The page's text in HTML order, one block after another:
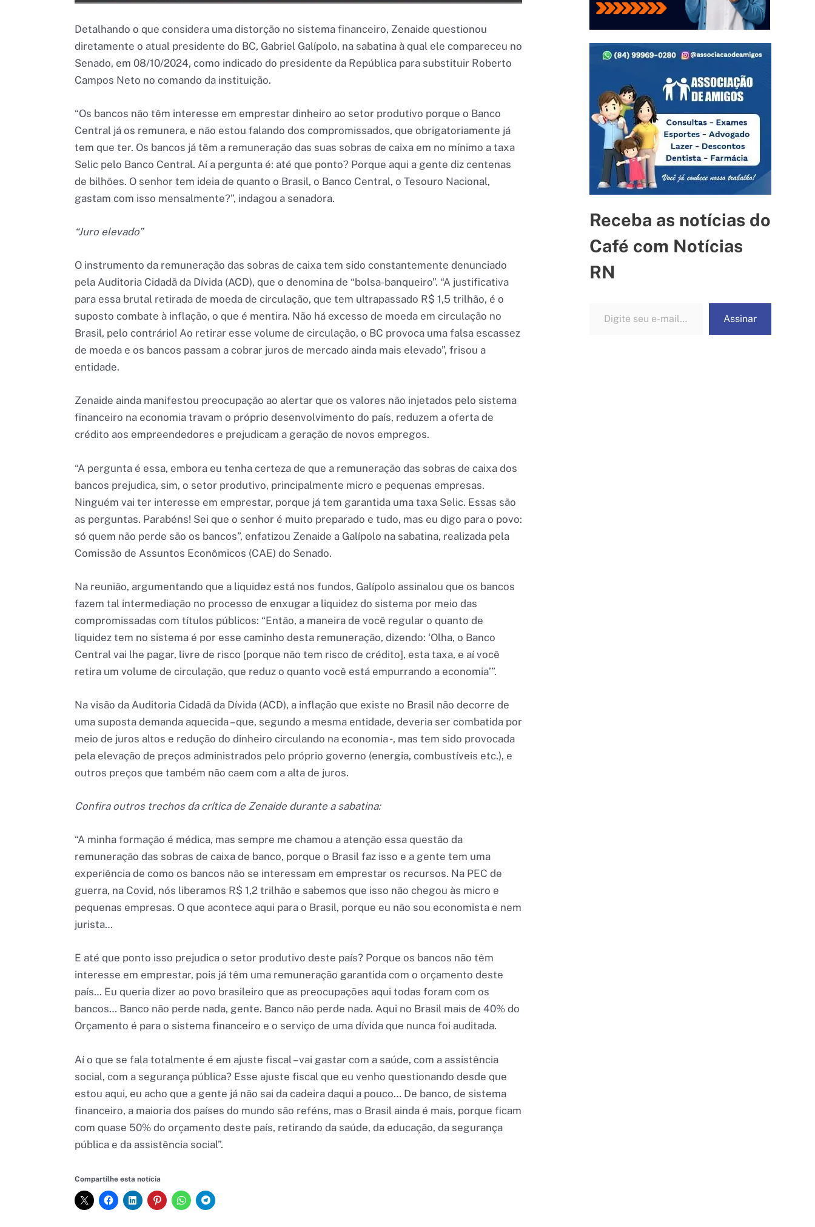
Detalhando o que considera uma distorção no sistema financeiro, Zenaide questionou
diretamente o atual presidente do BC, Gabriel Galípolo, na sabatina à qual ele compareceu no
Senado, em 08/10/2024, como indicado do presidente da República para substituir Roberto
Campos Neto no comando da instituição.
“Os bancos não têm interesse em emprestar dinheiro ao setor produtivo porque o Banco
Central já os remunera, e não estou falando dos compromissados, que obrigatoriamente já
tem que ter. Os bancos já têm a remuneração das suas sobras de caixa em no mínimo a taxa
Selic pelo Banco Central. Aí a pergunta é: até que ponto? Porque aqui a gente diz centenas
de bilhões. O senhor tem ideia de quanto o Brasil, o Banco Central, o Tesouro Nacional,
gastam com isso mensalmente?”, indagou a senadora.
“Juro elevado”
O instrumento da remuneração das sobras de caixa tem sido constantemente denunciado
pela Auditoria Cidadã da Dívida (ACD), que o denomina de “bolsa-banqueiro”. “A justificativa
para essa brutal retirada de moeda de circulação, que tem ultrapassado R$ 1,5 trilhão, é o
suposto combate à inflação, o que é mentira. Não há excesso de moeda em circulação no
Brasil, pelo contrário! Ao retirar esse volume de circulação, o BC provoca uma falsa escassez
de moeda e os bancos passam a cobrar juros de mercado ainda mais elevado”, frisou a
entidade.
Zenaide ainda manifestou preocupação ao alertar que os valores não injetados pelo sistema
financeiro na economia travam o próprio desenvolvimento do país, reduzem a oferta de
crédito aos empreendedores e prejudicam a geração de novos empregos.
“A pergunta é essa, embora eu tenha certeza de que a remuneração das sobras de caixa dos
bancos prejudica, sim, o setor produtivo, principalmente micro e pequenas empresas.
Ninguém vai ter interesse em emprestar, porque já tem garantida uma taxa Selic. Essas são
as perguntas. Parabéns! Sei que o senhor é muito preparado e tudo, mas eu digo para o povo:
só quem não perde são os bancos”, enfatizou Zenaide a Galípolo na sabatina, realizada pela
Comissão de Assuntos Econômicos (CAE) do Senado.
Na reunião, argumentando que a liquidez está nos fundos, Galípolo assinalou que os bancos
fazem tal intermediação no processo de enxugar a liquidez do sistema por meio das
compromissadas com títulos públicos: “Então, a maneira de você regular o quanto de
liquidez tem no sistema é por esse caminho desta remuneração, dizendo: ‘Olha, o Banco
Central vai lhe pagar, livre de risco [porque não tem risco de crédito], esta taxa, e aí você
retira um volume de circulação, que reduz o quanto você está empurrando a economia’”.
Na visão da Auditoria Cidadã da Dívida (ACD), a inflação que existe no Brasil não decorre de
uma suposta demanda aquecida – que, segundo a mesma entidade, deveria ser combatida por
meio de juros altos e redução do dinheiro circulando na economia -, mas tem sido provocada
pela elevação de preços administrados pelo próprio governo (energia, combustíveis etc.), e
outros preços que também não caem com a alta de juros.
Confira outros trechos da crítica de Zenaide durante a sabatina:
“A minha formação é médica, mas sempre me chamou a atenção essa questão da
remuneração das sobras de caixa de banco, porque o Brasil faz isso e a gente tem uma
experiência de como os bancos não se interessam em emprestar os recursos. Na PEC de
guerra, na Covid, nós liberamos R$ 1,2 trilhão e sabemos que isso não chegou às micro e
pequenas empresas. O que acontece aqui para o Brasil, porque eu não sou economista e nem
jurista…
E até que ponto isso prejudica o setor produtivo deste país? Porque os bancos não têm
interesse em emprestar, pois já têm uma remuneração garantida com o orçamento deste
país… Eu queria dizer ao povo brasileiro que as preocupações aqui todas foram com os
bancos… Banco não perde nada, gente. Banco não perde nada. Aqui no Brasil mais de 40% do
Orçamento é para o sistema financeiro e o serviço de uma dívida que nunca foi auditada.
Aí o que se fala totalmente é em ajuste fiscal – vai gastar com a saúde, com a assistência
social, com a segurança pública? Esse ajuste fiscal que eu venho questionando desde que
estou aqui, eu acho que a gente já não sai da cadeira daqui a pouco… De banco, de sistema
financeiro, a maioria dos países do mundo são reféns, mas o Brasil ainda é mais, porque ficam
com quase 50% do orçamento deste país, retirando da saúde, da educação, da segurança
pública e da assistência social”.
Compartilhe esta notícia
Receba as notícias do
Café com Notícias
RN
Assinar